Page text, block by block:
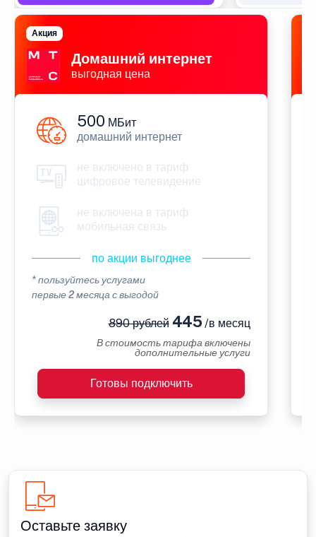
Домашний интернет
выгодная цена
Акция
500 МБит
домашний интернет
не включено в тариф
цифровое телевидение
не включена в тариф
мобильная связь
по акции выгоднее
* пользуйтесь услугами
первые 2 месяца с выгодой
890 рублей445 /в месяц
В стоимость тарифа включены
дополнительные услуги
Готовы подключить
Оставьте заявку